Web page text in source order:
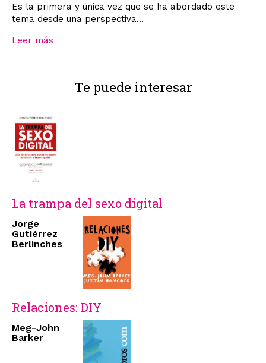
Es la primera y única vez que se ha abordado este
tema desde una perspectiva...
Leer más
Te puede interesar
La trampa del sexo digital
Jorge
Gutiérrez
Berlinches
Relaciones: DIY
Meg-John
Barker